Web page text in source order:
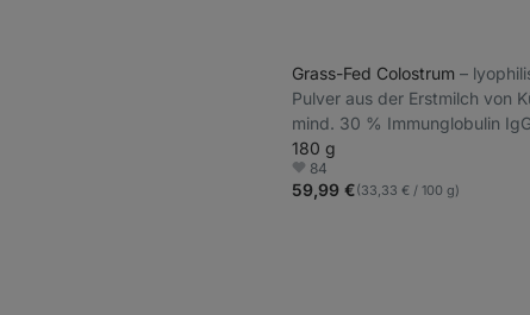
Grass-Fed Colostrum ⁠–⁠
Pulver aus der Erstmilch von
mind. 30 % Immunglobulin
Nahrungsergänzungsmittel
180 g
Favoriten
84
59,99 €(33,33 € / 100 g)